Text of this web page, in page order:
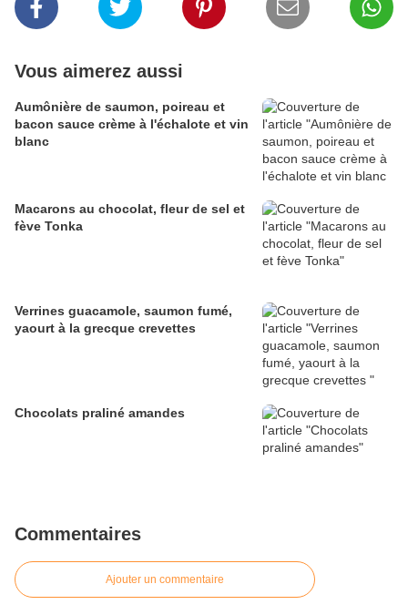
Vous aimerez aussi
Aumônière de saumon, poireau et
bacon sauce crème à l'échalote et vin
blanc
Macarons au chocolat, fleur de sel et
fève Tonka
Verrines guacamole, saumon fumé,
yaourt à la grecque crevettes
Chocolats praliné amandes
Commentaires
Ajouter un commentaire